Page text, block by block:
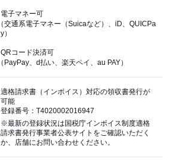
電子マネー可
（交通系電子マネー（Suicaなど）、iD、QUICPa
y）
QRコード決済可
（PayPay、d払い、楽天ペイ、au PAY）
適格請求書（インボイス）対応の領収書発行が
可能
登録番号：T4020002016947
※最新の登録状況は国税庁インボイス制度適格
請求書発行事業者公表サイトをご確認いただく
か、店舗にお問い合わせください。